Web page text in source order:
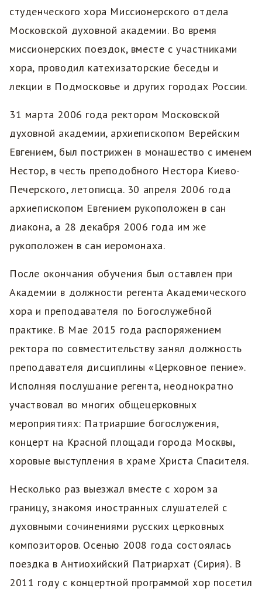
студенческого хора Миссионерского отдела
Московской духовной академии. Во время
миссионерских поездок, вместе с участниками
хора, проводил катехизаторские беседы и
лекции в Подмосковье и других городах России.
31 марта 2006 года ректором Московской
духовной академии, архиепископом Верейским
Евгением, был пострижен в монашество с именем
Нестор, в честь преподобного Нестора Киево-
Печерского, летописца. 30 апреля 2006 года
архиепископом Евгением рукоположен в сан
диакона, а 28 декабря 2006 года им же
рукоположен в сан иеромонаха.
После окончания обучения был оставлен при
Академии в должности регента Академического
хора и преподавателя по Богослужебной
практике. В Мае 2015 года распоряжением
ректора по совместительству занял должность
преподавателя дисциплины «Церковное пение».
Исполняя послушание регента, неоднократно
участвовал во многих общецерковных
мероприятиях: Патриаршие богослужения,
концерт на Красной площади города Москвы,
хоровые выступления в храме Христа Спасителя.
Несколько раз выезжал вместе с хором за
границу, знакомя иностранных слушателей с
духовными сочинениями русских церковных
композиторов. Осенью 2008 года состоялась
поездка в Антиохийский Патриархат (Сирия). В
2011 году с концертной программой хор посетил